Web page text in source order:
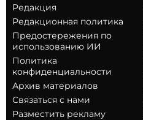
Редакция
Редакционная политика
Предостережения по
использованию ИИ
Политика
конфиденциальности
Архив материалов
Связаться с нами
Разместить рекламу